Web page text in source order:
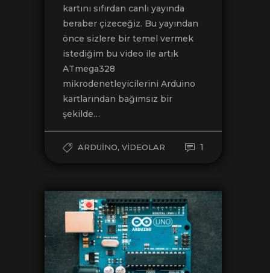
kartını sıfırdan canlı yayında
beraber çizeceğiz. Bu yayından
önce sizlere bir temel vermek
istediğim bu video ile artık
ATmega328
mikrodenetleyicilerini Arduino
kartlarından bağımsız bir
şekilde…
ARDUINO, VIDEOLAR 1